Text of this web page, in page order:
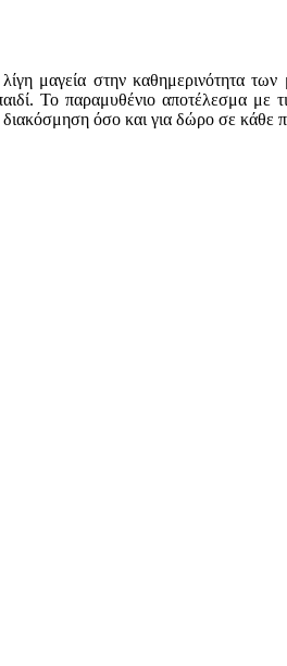
μαγεία στην καθημερινότητα
Το παραμυθένιο αποτέλεσμα με
όσο και για δώρο σε κάθε